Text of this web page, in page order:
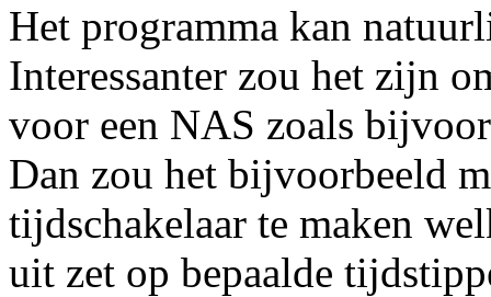
Het programma kan
Interessanter zou het zijn
voor een NAS zoals
Dan zou het bijvoorbeeld
tijdschakelaar te maken
uit zet op bepaalde